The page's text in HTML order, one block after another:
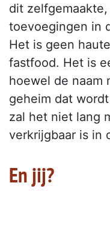
dit
toevoegingen in
Het is geen
fastfood. Het is
hoewel de naam
geheim dat
zal het niet lang
verkrijgbaar is in
En jij?